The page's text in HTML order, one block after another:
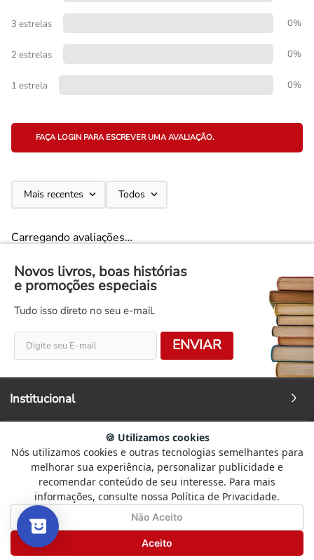
3 estrelas 0%
2 estrelas 0%
1 estrela 0%
FAÇA LOGIN PARA ESCREVER UMA AVALIAÇÃO.
Mais recentes Todos
Carregando avaliações…
Novos livros, boas histórias
e promoções especiais
Tudo isso direto no seu e-mail.
ENVIAR
Institucional
Fale Conosco
Redes Sociais
🍪 Utilizamos cookies
Nós utilizamos cookies e outras tecnologias semelhantes para
melhorar sua experiência, personalizar publicidade e
recomendar conteúdo de seu interesse. Para mais
informações, consulte nossa Política de Privacidade.
Não Aceito
Aceito
Como está sendo sua experiência?
Selecione
uma
opção
a
5
Não Satisfeito
Seguinte